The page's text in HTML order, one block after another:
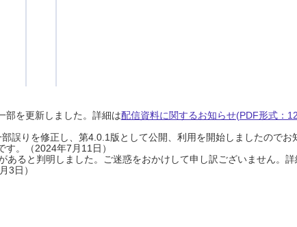
部を更新しました。詳細は配信資料に関するお知らせ(PDF形式：
誤りを修正し、第4.0.1版として公開、利用を開始しましたのでお
す。（2024年7月11日）
ると判明しました。ご迷惑をおかけして申し訳ございません。詳
3日）